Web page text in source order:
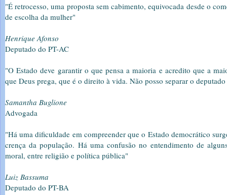
"É retrocesso, uma proposta sem cabimento, equivocada desde o
de escolha da mulher"
Henrique Afonso
Deputado do PT-AC
"O Estado deve garantir o que pensa a maioria e acredito que a
que Deus prega, que é o direito à vida. Não posso separar o
Samantha Buglione
Advogada
"Há uma dificuldade em compreender que o Estado democrático
crença da população. Há uma confusão no entendimento de
moral, entre religião e política pública"
Luiz Bassuma
Deputado do PT-BA